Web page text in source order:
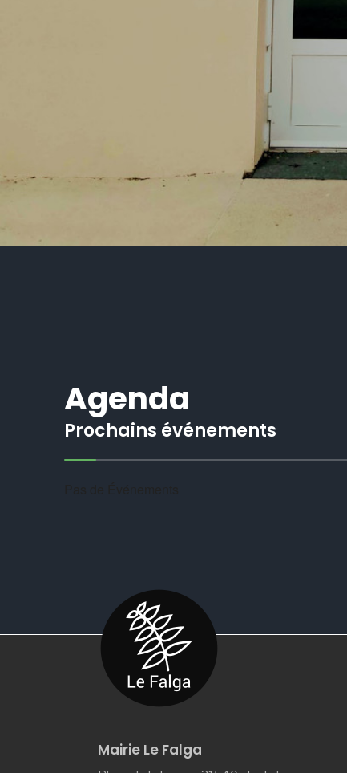
Agenda
Prochains événements
Mairie Le Falga